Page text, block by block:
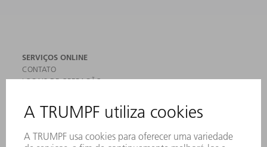
SERVIÇOS ONLINE
CONTATO
LOCAIS DE OPERAÇÃO
ASSINATURA DA NEWSLETTER
FICHAS DE DADOS DE SEGURANÇA
MÁQUINAS & SISTEMAS